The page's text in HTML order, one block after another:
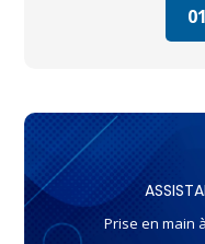
Prise en main